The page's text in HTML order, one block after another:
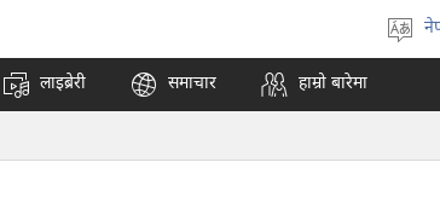
लाइब्रेरी समाचार हाम्रो बारेमा